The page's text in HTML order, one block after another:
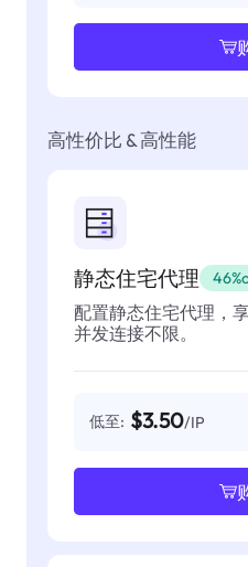
高性价比 & 高性能
静态住宅代理
配置静态住宅代理，
并发连接不限。
低至: $3.50/IP